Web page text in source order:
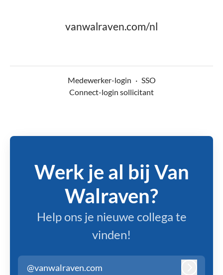
vanwalraven.com/nl
Medewerker-login · SSO
Connect-login sollicitant
Werk je al bij Van
Walraven?
Help ons je nieuwe collega te
vinden!
@vanwalraven.com